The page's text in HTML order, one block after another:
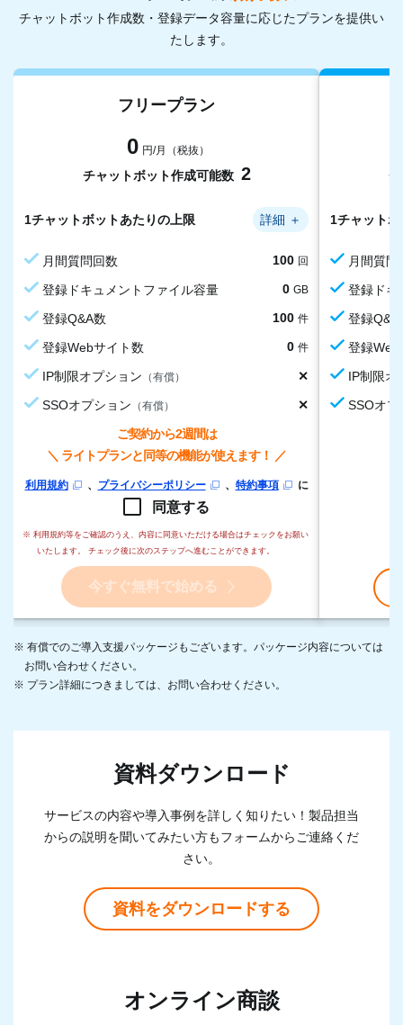
チャットボット作成数・登録データ容量に応じたプランを提供い
たします。
フリープラン
0 円/月（税抜）
チャットボット作成可能数 2
1チャットボットあたりの上限 詳細 ＋
月間質問回数 100 回
登録ドキュメントファイル容量 0 GB
月間アップロード回数上限 0 回
└うち月間OCR利用可能回数 0 回
登録Q&A数 100 件
月間アップロード回数上限 200 回
登録Webサイト数 0 件
1サイトあたりの登録ページ上限 ページ
月間取り込み回数上限 回
IP制限オプション （有償） ✕
SSOオプション （有償） ✕
ご契約から2週間は
＼ ライトプランと同等の機能が使えます！ ／
同意する
利用規約 、 プライバシーポリシー 、 特約事項 に
※ 利用規約等をご確認のうえ、内容に同意いただける場合はチェックをお願い
いたします。 チェック後に次のステップへ進むことができます。
今すぐ無料で始める
1チャット
月間質問
登録ドキ
月間アッ
└うち月
登録Q&A
月間アッ
登録Web
1サイト
月間取り
IP制限オ
SSOオプ
※ 有償でのご導入支援パッケージもございます。パッケージ内容については
お問い合わせください。
※ プラン詳細につきましては、お問い合わせください。
資料ダウンロード
サービスの内容や導入事例を詳しく知りたい！製品担当
からの説明を聞いてみたい方もフォームからご連絡くだ
さい。
資料をダウンロードする
オンライン商談